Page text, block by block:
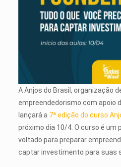
A Anjos do Brasil, organização
empreendedorismo com apoio
lançará a 7ª edição do curso
próximo dia 10/4. O curso é um
voltado para preparar
captar investimento para suas